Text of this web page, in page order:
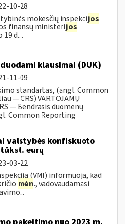
10-28
mokesčių inspekcijos
finansų ministerijos
d....
klausimai (DUK)
11-09
standartas, (angl. Common
— CRS) VARTOJAMŲ
— Bendrasis duomenų
Common Reporting
valstybės konfiskuoto
eurų
03-22
(VMI) informuoja, kad
mėn., vadovaudamasi
pakeitimo nuo 2023 m.